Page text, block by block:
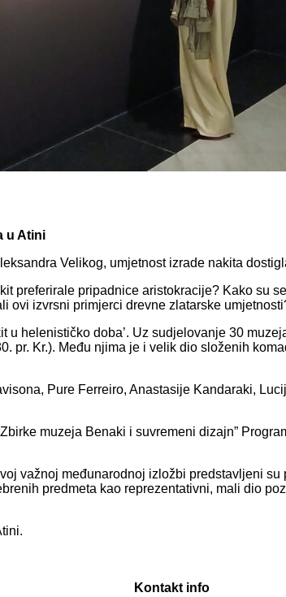
u Atini
Velikog, umjetnost izrade nakita
preferirale pripadnice aristokracije? Kako su
ovi izvrsni primjerci drevne zlatarske
helenističko doba’. Uz sudjelovanje 30
Kr.). Među njima je i velik dio složenih
Pure Ferreiro, Anastasije Kandaraki,
muzeja Benaki i suvremeni dizajn”
važnoj međunarodnoj izložbi predstavljeni
predmeta kao reprezentativni, mali dio
Kontakt info